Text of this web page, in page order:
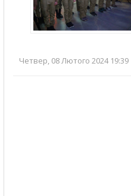
Четвер, 08 Лютого 2024